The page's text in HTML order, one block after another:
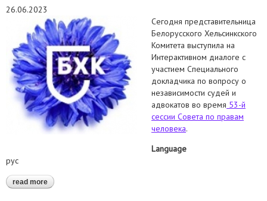
26.06.2023
Сегодня представительница
Белорусского Хельсинкского
Комитета выступила на
Интерактивном диалоге с
участием Специального
докладчика по вопросу о
независимости судей и
адвокатов во время 53-й
сессии Совета по правам
человека.
Language
рус
read more about выступили на интерактивном диалоге с участием
специального докладчика по вопросу о независимости